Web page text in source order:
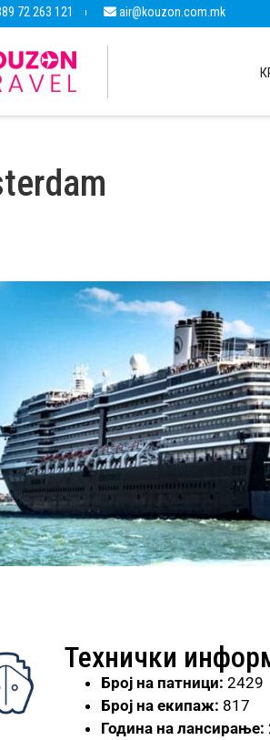
72 263 121 air@kouzon.com.mk
Технички
Број на патници: 2429
Број на екипаж: 817
Година на лансирање: